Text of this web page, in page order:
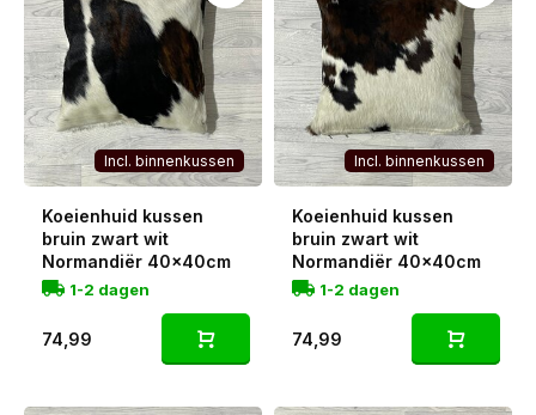
Incl. binnenkussen
Koeienhuid kussen
bruin zwart wit
Normandiër 40x40cm
1-2 dagen
74,99
Incl. binnenkussen
Koeienhuid kussen
bruin zwart wit
Normandiër 40x40cm
1-2 dagen
74,99